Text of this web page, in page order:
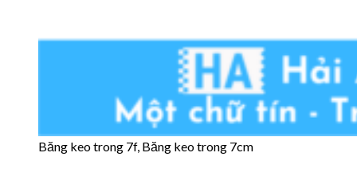
Băng keo trong 7f, Băng keo trong 7cm